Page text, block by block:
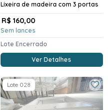
Lixeira de madeira com 3 portas
R$ 160,00
Sem lances
Lote Encerrado
Ver Detalhes
Lote 028